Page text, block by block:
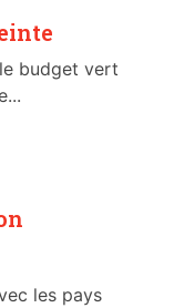
budget vert
les pays